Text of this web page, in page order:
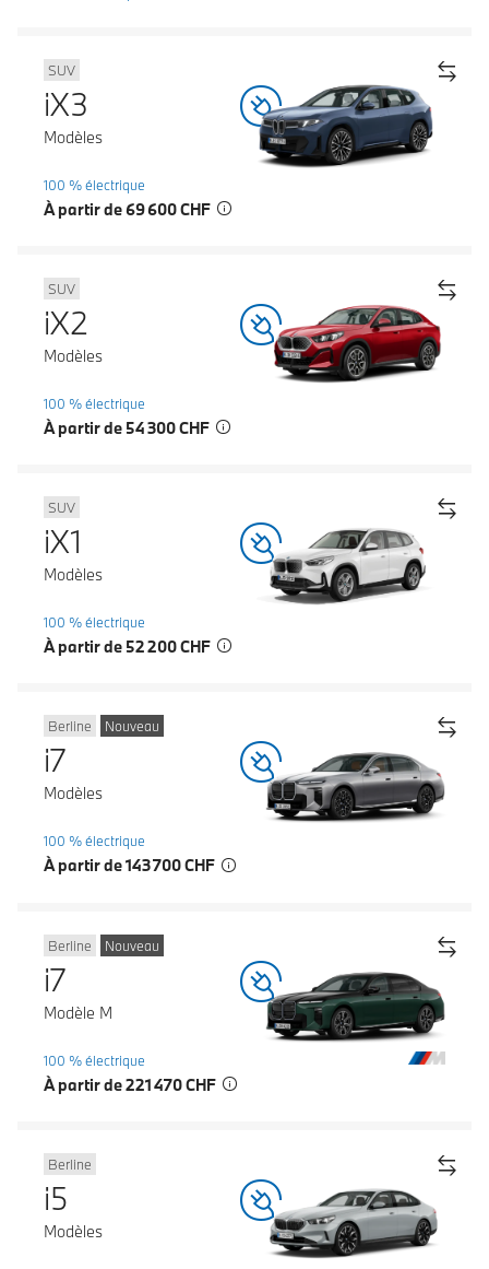
SUV
iX3
Modèles
100 % électrique
À partir de 69 600 CHF
SUV
iX2
Modèles
100 % électrique
À partir de 54 300 CHF
SUV
iX1
Modèles
100 % électrique
À partir de 52 200 CHF
Berline Nouveau
i7
Modèles
100 % électrique
À partir de 143 700 CHF
Berline Nouveau
i7
Modèle M
100 % électrique
À partir de 221 470 CHF
Berline
i5
Modèles